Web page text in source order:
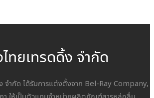
ทยเทรดดิ้ง จำกัด
จำกัด ได้รับการแต่งตั้งจาก Bel-Ray Company,
กา ให้เป็นตัวแทนจำหน่ายผลิตภัณฑ์สารหล่อลื่น